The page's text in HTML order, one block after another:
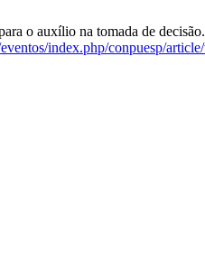
o auxílio na tomada de
index.php/conpuesp/